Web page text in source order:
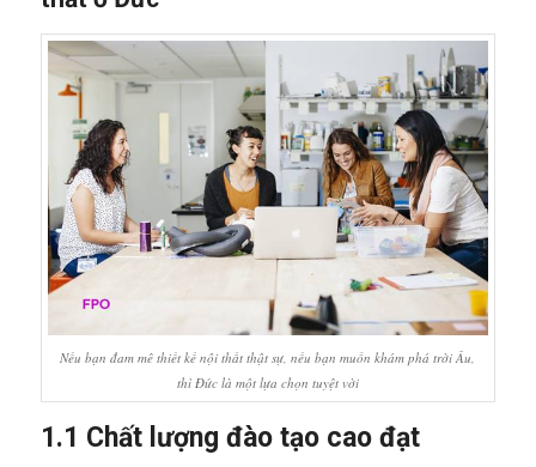
Nếu bạn đam mê thiết kế nội thất thật sự, nếu bạn muốn khám phá trời Âu,
thì Đức là một lựa chọn tuyệt vời
1.1 Chất lượng đào tạo cao đạt